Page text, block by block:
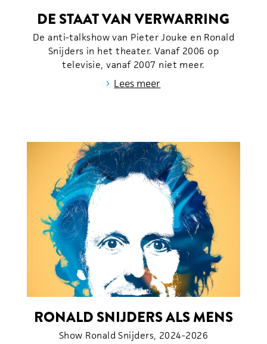
DE STAAT VAN VERWARRING
De anti-talkshow van Pieter Jouke en Ronald
Snijders in het theater. Vanaf 2006 op
televisie, vanaf 2007 niet meer.
› Lees meer
RONALD SNIJDERS ALS MENS
Show Ronald Snijders, 2024-2026